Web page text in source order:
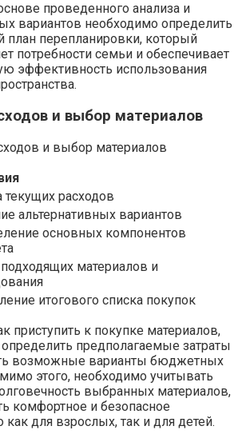
проведенного анализа и
вариантов необходимо определить
план перепланировки, который
потребности семьи и обеспечивает
эффективность использования
и выбор материалов
текущих расходов
альтернативных вариантов
основных компонентов
материалов и
итогового списка покупок
приступить к покупке материалов,
предполагаемые затраты
возможные варианты бюджетных
этого, необходимо учитывать
выбранных материалов,
комфортное и безопасное
как для взрослых, так и для детей.